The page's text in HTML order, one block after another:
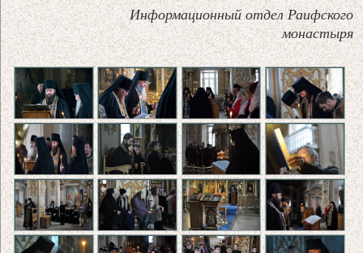
Информационный отдел Раифского
монастыря